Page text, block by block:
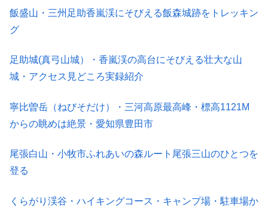
飯盛山・三州足助香嵐渓にそびえる飯森城跡をトレッキン
グ
足助城(真弓山城）・香嵐渓の高台にそびえる壮大な山
城・アクセス見どころ実録紹介
寧比曽岳（ねびそだけ）・三河高原最高峰・標高1121M
からの眺めは絶景・愛知県豊田市
尾張白山・小牧市ふれあいの森ルート尾張三山のひとつを
登る
くらがり渓谷・ハイキングコース・キャンプ場・駐車場か